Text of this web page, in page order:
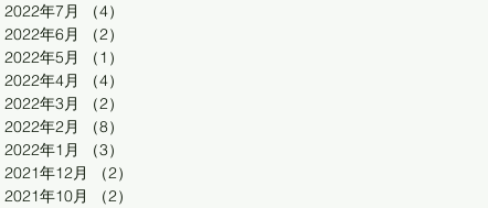
2022年7月
（4）
2022年6月
（2）
2022年5月
（1）
2022年4月
（4）
2022年3月
（2）
2022年2月
（8）
2022年1月
（3）
2021年12月
（2）
2021年10月
（2）